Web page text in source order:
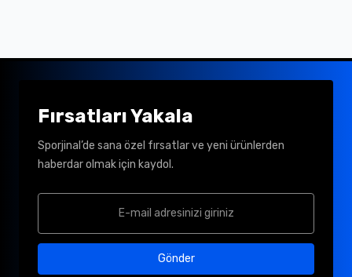
Fırsatları Yakala
Sporjinal’de sana özel fırsatlar ve yeni ürünlerden
haberdar olmak için kaydol.
Gönder